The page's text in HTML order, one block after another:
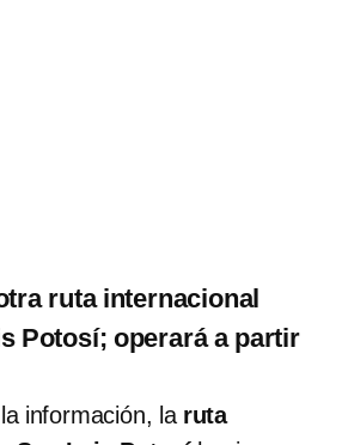
ruta internacional
Potosí; operará a partir
información, la ruta